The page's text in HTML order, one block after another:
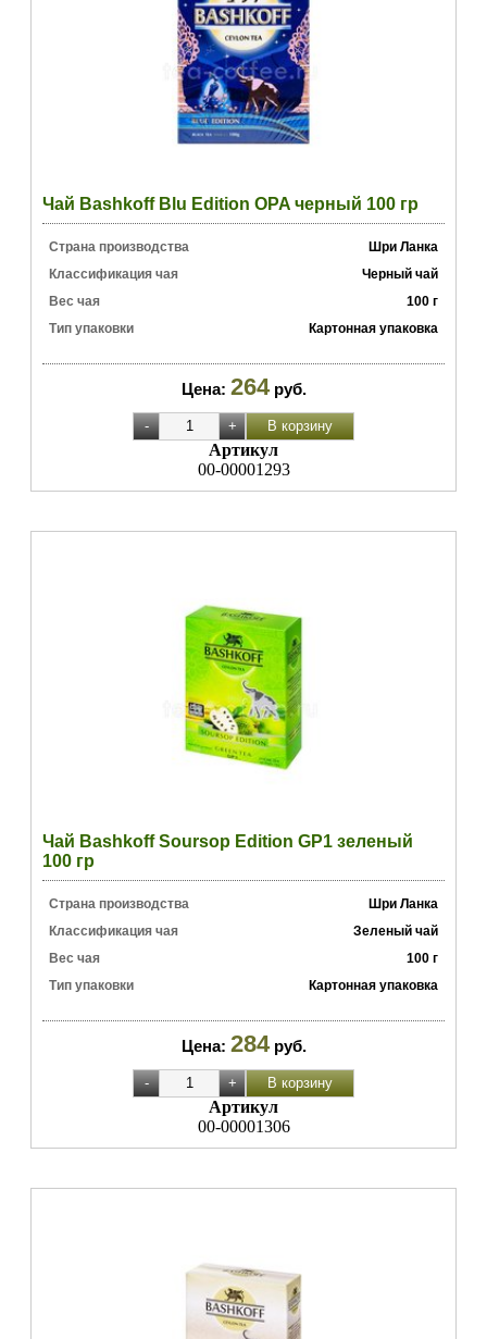
Чай Bashkoff Blu Edition OPA черный 100 гр
Страна производства
Шри Ланка
Классификация чая
Черный чай
Вес чая
100 г
Тип упаковки
Картонная упаковка
Цена: 264 руб.
Артикул
00-00001293
Чай Bashkoff Soursop Edition GP1 зеленый
100 гр
Страна производства
Шри Ланка
Классификация чая
Зеленый чай
Вес чая
100 г
Тип упаковки
Картонная упаковка
Цена: 284 руб.
Артикул
00-00001306